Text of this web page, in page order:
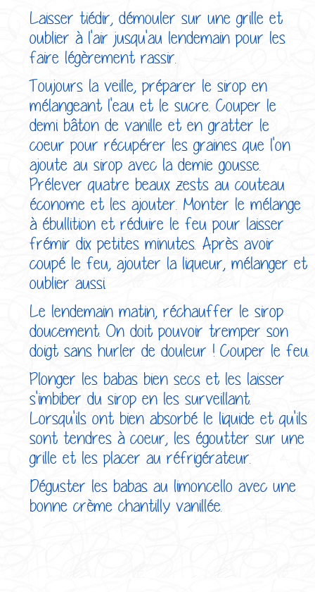
Laisser tiédir, démouler sur une grille et
oublier à l'air jusqu'au lendemain pour les
faire légèrement rassir.
Toujours la veille, préparer le sirop en
mélangeant l'eau et le sucre. Couper le
demi bâton de vanille et en gratter le
coeur pour récupérer les graines que l'on
ajoute au sirop avec la demie gousse.
Prélever quatre beaux zests au couteau
économe et les ajouter. Monter le mélange
à ébullition et réduire le feu pour laisser
frémir dix petites minutes. Après avoir
coupé le feu, ajouter la liqueur, mélanger et
oublier aussi.
Le lendemain matin, réchauffer le sirop
doucement. On doit pouvoir tremper son
doigt sans hurler de douleur ! Couper le feu.
Plonger les babas bien secs et les laisser
s'imbiber du sirop en les surveillant.
Lorsqu'ils ont bien absorbé le liquide et qu'ils
sont tendres à coeur, les égoutter sur une
grille et les placer au réfrigérateur.
Déguster les babas au limoncello avec une
bonne crème chantilly vanillée.